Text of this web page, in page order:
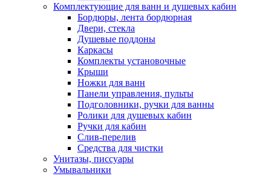
Комплектующие для ванн и душевых кабин
Бордюры, лента бордюрная
Двери, стекла
Душевые поддоны
Каркасы
Комплекты установочные
Крыши
Ножки для ванн
Панели управления, пульты
Подголовники, ручки для ванны
Ролики для душевых кабин
Ручки для кабин
Слив-перелив
Средства для чистки
Унитазы, писсуары
Умывальники